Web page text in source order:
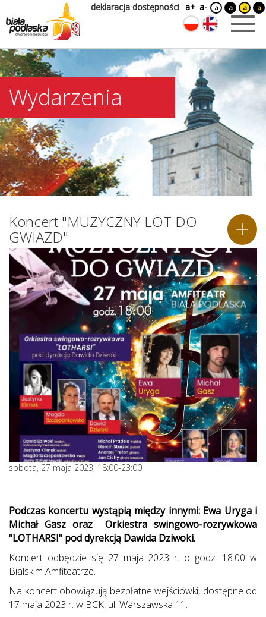
deklaracja dostępności a+ a- a a a a
Wydarzenia
Koncert "MUZYCZNY LOT DO
GWIAZD"
sobota, 27 maja 2023, 18:00-23:00
Podczas koncertu wystąpią między innymi: Ewa Uryga i
Michał Gasz oraz Orkiestra swingowo-rozrywkowa
"LOTHARSI" pod dyrekcją Dawida Dziwoki.
Koncert odbędzie się 27 maja 2023 r. o godz. 18.00 w
Bialskim Amfiteatrze.
Na koncert obowiązują bezpłatne wejściówki, dostępne od
17 maja 2023 r. w BCK, ul. Warszawska 11.